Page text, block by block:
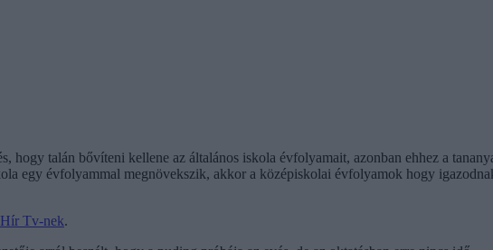
hogy talán bővíteni kellene az általános iskola évfolyamait, azonban ehhez a
egy évfolyammal megnövekszik, akkor a középiskolai évfolyamok hogy
Tv-nek.